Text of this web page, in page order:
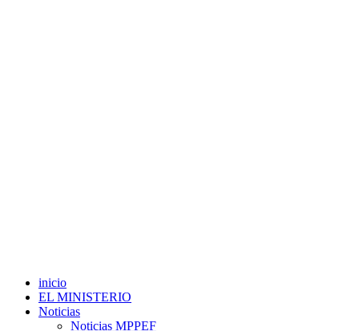
inicio
EL MINISTERIO
Noticias
Noticias MPPEF